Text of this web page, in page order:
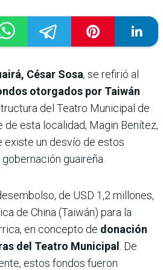
César Sosa, se refirió al
otorgados por Taiwán
del Teatro Municipal de
de esta localidad, Magin Benítez,
existe un desvío de estos
guaireña.
de USD 1,2 millones,
de China (Taiwán) para la
en concepto de donación
del Teatro Municipal . De
estos fondos fueron